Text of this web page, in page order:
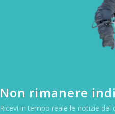
Non rimanere
Ricevi in tempo reale le notizie del